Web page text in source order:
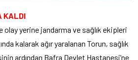
KALDI
olay yerine jandarma ve sağlık ekipleri
kalarak ağır yaralanan Torun, sağlık
ardından Bafra Devlet Hastanesi’ne